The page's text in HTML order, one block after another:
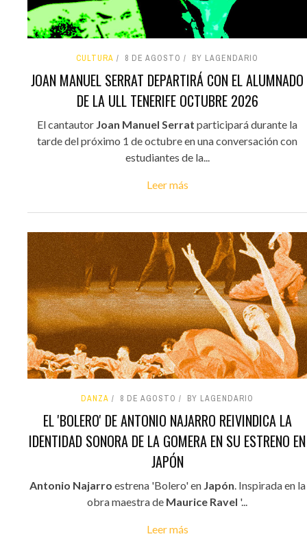
CULTURA 8 DE AGOSTO BY LAGENDARIO
JOAN MANUEL SERRAT DEPARTIRÁ CON EL ALUMNADO
DE LA ULL TENERIFE OCTUBRE 2026
El cantautor Joan Manuel Serrat participará durante la
tarde del próximo 1 de octubre en una conversación con
estudiantes de la...
Leer más
DANZA 8 DE AGOSTO BY LAGENDARIO
EL 'BOLERO' DE ANTONIO NAJARRO REIVINDICA LA
IDENTIDAD SONORA DE LA GOMERA EN SU ESTRENO EN
JAPÓN
Antonio Najarro estrena 'Bolero' en Japón. Inspirada en la
obra maestra de Maurice Ravel '...
Leer más